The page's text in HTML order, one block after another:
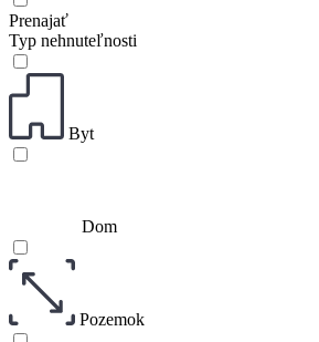
Prenajať
Typ nehnuteľnosti
Byt
Dom
Pozemok